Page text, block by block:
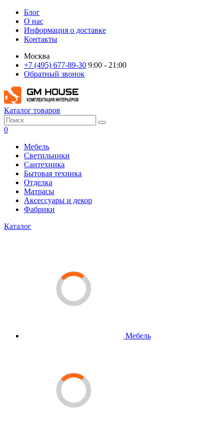
Блог
О нас
Информация о доставке
Контакты
Москва
+7 (495) 677-89-30 9:00 - 21:00
Обратный звонок
Каталог товаров
0
Мебель
Светильники
Сантехника
Бытовая техника
Отделка
Матрасы
Аксессуары и декор
Фабрики
Каталог
Мебель